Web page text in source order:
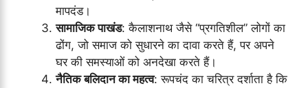
मापदंड।
सामाजिक पाखंड: कैलाशनाथ जैसे “प्रगतिशील” लोगों का
ढोंग, जो समाज को सुधारने का दावा करते हैं, पर अपने
घर की समस्याओं को अनदेखा करते हैं।
नैतिक बलिदान का महत्व: रूपचंद का चरित्र दर्शाता है कि